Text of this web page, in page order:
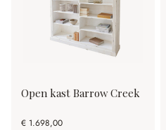
Open kast Barrow Creek
€ 1.698,00